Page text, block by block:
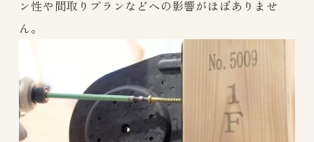
ン性や間取りプランなどへの影響がほぼありませ
ん。